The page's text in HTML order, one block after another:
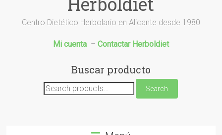
Centro Dietético Herbolario en Alicante desde 1980
Mi cuenta – Contactar Herboldiet
Buscar producto
Search
for:
Search